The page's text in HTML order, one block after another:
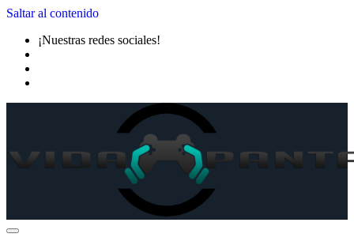
Saltar al contenido
¡Nuestras redes sociales!